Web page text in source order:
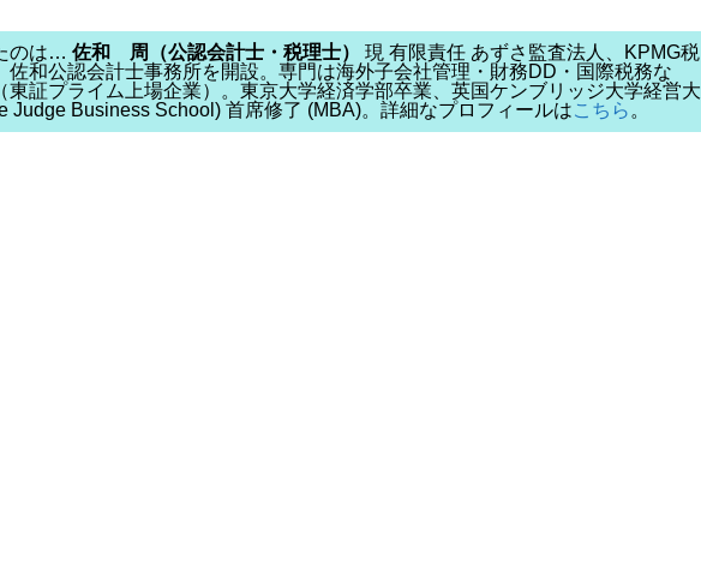
のは… 佐和 周（公認会計士・税理士）
現 有限責任 あずさ監査法人、KPMG税
佐和公認会計士事務所を開設。専門は海外子会社管理・財務DD・国際税務な
東証プライム上場企業）。東京大学経済学部卒業、英国ケンブリッジ大学経営大
Judge Business School) 首席修了 (MBA)。詳細なプロフィールはこちら 。